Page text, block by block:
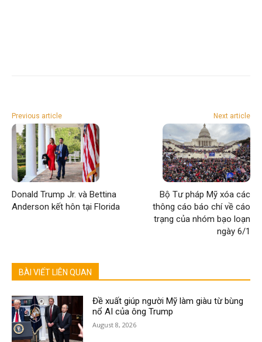
Previous article
Donald Trump Jr. và Bettina
Anderson kết hôn tại Florida
Next article
Bộ Tư pháp Mỹ xóa các
thông cáo báo chí về cáo
trạng của nhóm bạo loạn
ngày 6/1
BÀI VIẾT LIÊN QUAN
Đề xuất giúp người Mỹ làm giàu từ bùng
nổ AI của ông Trump
August 8, 2026